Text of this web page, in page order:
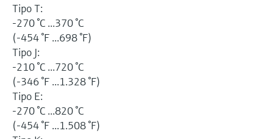
Tipo T:
-270 °C ...370 °C
(-454 °F ...698 °F)
Tipo J:
-210 °C ...720 °C
(-346 °F ...1.328 °F)
Tipo E:
-270 °C ...820 °C
(-454 °F ...1.508 °F)